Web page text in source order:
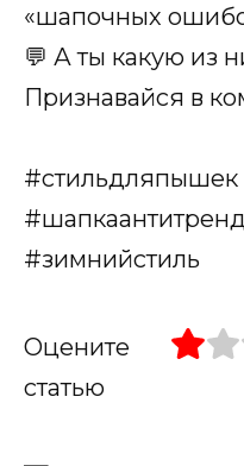
«шапочных
💬 А ты какую из
Признавайся в
#зимнийстиль
Оцените
статью